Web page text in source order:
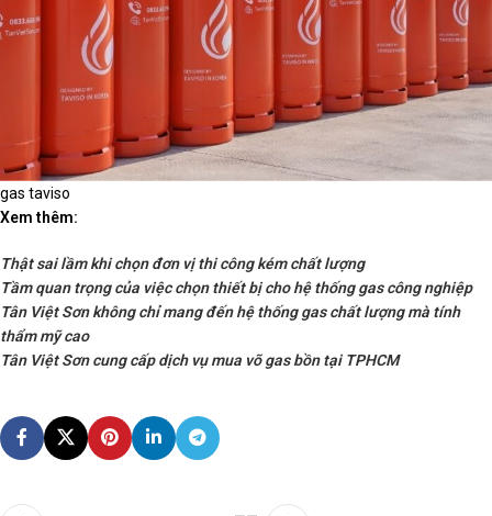
gas taviso
Xem thêm:
Thật sai lầm khi chọn đơn vị thi công kém chất lượng
Tầm quan trọng của việc chọn thiết bị cho hệ thống gas công nghiệp
Tân Việt Sơn không chỉ mang đến hệ thống gas chất lượng mà tính
thẩm mỹ cao
Tân Việt Sơn cung cấp dịch vụ mua võ gas bồn tại TPHCM